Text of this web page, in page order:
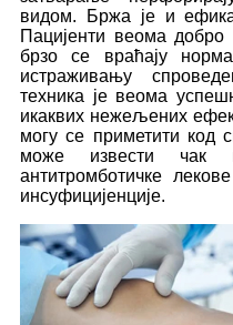
видом. Бржа је и
Пацијенти веома
брзо се враћају
истраживању
техника је веома
икаквих нежељених
могу се приметити код
може извести чак
антитромботичке
инсуфицијенције.